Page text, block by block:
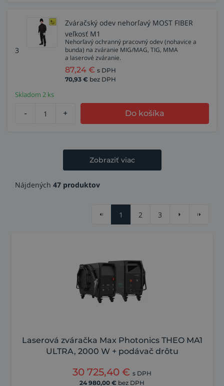
3
Zváračský odev nehorľavý MOST FIBER
veľkosť M1
Nehorľavý ochranný pracovný odev (nohavice a
bunda) na zváranie MIG/MAG, TIG, MMA
a laserové zváranie.
87,24 € s DPH
70,93 € bez DPH
Skladom 2 ks
- + Do košíka
Zobraziť viac
Nájdených 47 produktov
1 2 3
Laserová zváračka Max Photonics THEO MA1
ULTRA, 2000 W + podávač drôtu
30 725,40 € s DPH
24 980,00 € bez DPH